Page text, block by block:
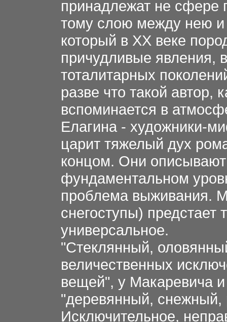
принадлежат не сфере
тому слою между нею и
который в ХХ веке
причудливые явления,
тоталитарных
разве что такой автор,
вспоминается в
Елагина - художники-
царит тяжелый дух
концом. Они
фундаментальном
проблема выживания.
снегоступы) предстает
универсальное.
"Стеклянный,
величественных
вещей", у Макаревича и
"деревянный,
Исключительное,